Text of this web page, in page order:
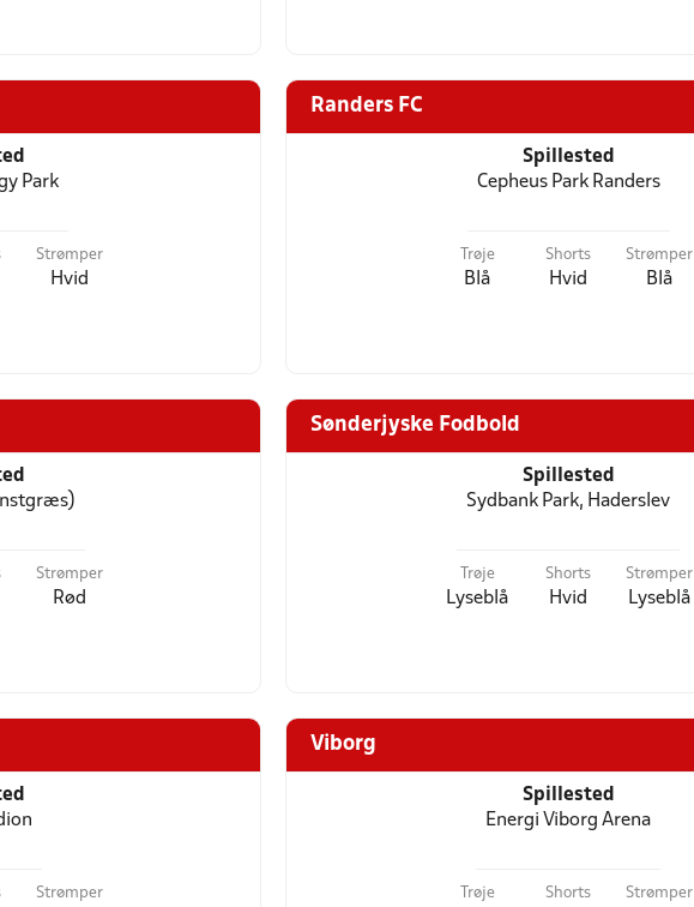
Park
Strømper
Hvid
Randers FC
Spillested
Cepheus Park Randers
Trøje
Blå
Shorts
Hvid
Strømper
Blå
Strømper
Rød
Sønderjyske Fodbold
Spillested
Sydbank Park, Haderslev
Trøje
Lyseblå
Shorts
Hvid
Strømper
Lyseblå
Strømper
Viborg
Spillested
Energi Viborg Arena
Trøje Shorts Strømper